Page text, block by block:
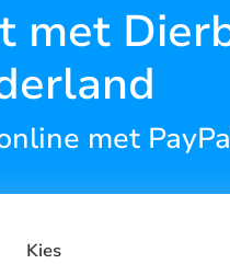
met
met
Kies